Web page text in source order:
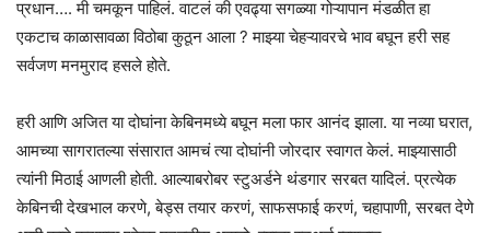
प्रधान…. मी चमकून पाहिलं. वाटलं की एवढ्या सगळ्या गोऱ्यापान मंडळीत हा
एकटाच काळासावळा विठोबा कुठून आला ? माझ्या चेहऱ्यावरचे भाव बघून हरी सह
सर्वजण मनमुराद हसले होते.
हरी आणि अजित या दोघांना केबिनमध्ये बघून मला फार आनंद झाला. या नव्या घरात,
आमच्या सागरातल्या संसारात आमचं त्या दोघांनी जोरदार स्वागत केलं. माझ्यासाठी
त्यांनी मिठाई आणली होती. आल्याबरोबर स्टुअर्डने थंडगार सरबत यादिलं. प्रत्येक
केबिनची देखभाल करणे, बेड्स तयार करणं, साफसफाई करणं, चहापाणी, सरबत देणे